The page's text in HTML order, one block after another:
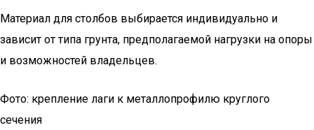
Материал для столбов выбирается индивидуально и
зависит от типа грунта, предполагаемой нагрузки на опоры
и возможностей владельцев.
Фото: крепление лаги к металлопрофилю круглого
сечения